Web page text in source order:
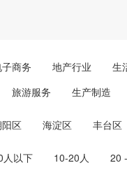
子商务 地产行业
生
旅游服务 生产制造
区 海淀区 丰台区
人以下 10-20人 20